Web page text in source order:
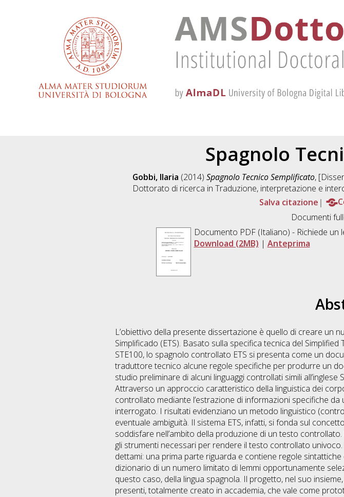
Spagnolo
Gobbi, Ilaria (2014) Spagnolo Tecnico Semplificato,
Dottorato di ricerca in Traduzione, interpretazione e
Salva citazione
Documenti
Documento PDF(Italiano) - Richiede un
Download (2MB) | Anteprima
L’obiettivo della presente dissertazione è quello di creare un
Simplificado (ETS). Basato sulla specifica tecnica del
STE100, lo spagnolo controllato ETS si presenta come un
traduttore tecnico alcune regole specifiche per produrre un
studio preliminare di alcuni linguaggi controllati simili all’inglese
Attraverso un approccio caratteristico della linguistica dei
controllato mediante l’estrazione di informazioni specifiche
interrogato. I risultati evidenziano un metodo linguistico
eventuale ambiguità. Il sistema ETS, infatti, si fonda sul
soddisfare nell’ambito della produzione di un testo
gli strumenti necessari per rendere il testo controllato
dettami: una prima parte riguarda e contiene regole
dizionario di un numero limitato di lemmi opportunamente
questo caso, della lingua spagnola. Il progetto, nel suo
presenti, totalmente creato in accademia, che vale come